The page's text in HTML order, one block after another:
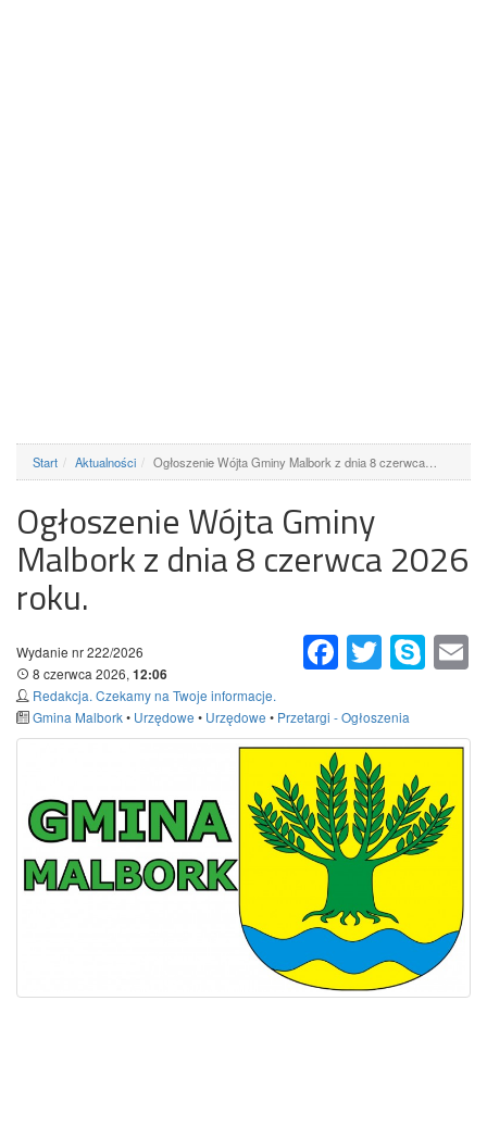
Start Aktualności Ogłoszenie Wójta Gminy Malbork z dnia 8 czerwca…
Ogłoszenie Wójta Gminy
Malbork z dnia 8 czerwca 2026
roku.
FacebookTwitter Skype
Wydanie nr 222/2026
8 czerwca 2026, 12:06
Redakcja. Czekamy na Twoje informacje.
Gmina Malbork• Urzędowe • Urzędowe • Przetargi - Ogłoszenia